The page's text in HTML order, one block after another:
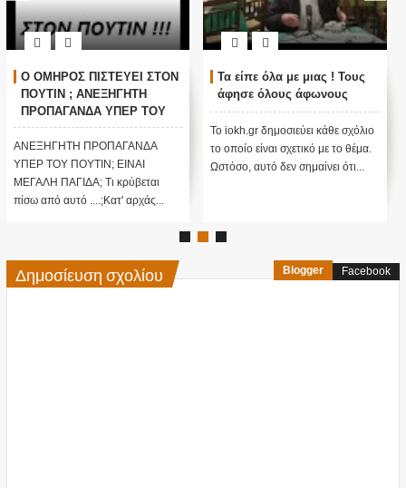
Ο ΟΜΗΡΟΣ ΠΙΣΤΕΥΕΙ ΣΤΟΝ
ΠΟΥΤΙΝ ; ΑΝΕΞΗΓΗΤΗ
ΠΡΟΠΑΓΑΝΔΑ ΥΠΕΡ ΤΟΥ
ΠΟΥΤΙΝ;
ΑΝΕΞΗΓΗΤΗ ΠΡΟΠΑΓΑΝΔΑ
ΥΠΕΡ ΤΟΥ ΠΟΥΤΙΝ; ΕΙΝΑΙ
ΜΕΓΑΛΗ ΠΑΓΙΔΑ; Τι κρύβεται
πίσω από αυτό ....;Κατ' αρχάς...
Τα είπε όλα με μιας ! Τους
άφησε όλους άφωνους
Το iokh.gr δημοσιεύει κάθε σχόλιο
το οποίο είναι σχετικό με το θέμα.
Ωστόσο, αυτό δεν σημαίνει ότι...
Δημοσίευση σχολίου Blogger Facebook